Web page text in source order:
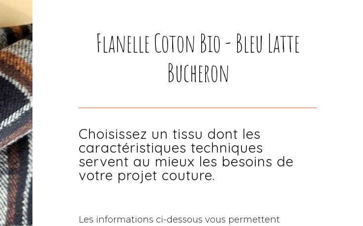
Flanelle Coton Bio - Bleu Latte
Bucheron
Choisissez un tissu dont les
caractéristiques techniques
servent au mieux les besoins de
votre projet couture.
Les informations ci-dessous vous permettent